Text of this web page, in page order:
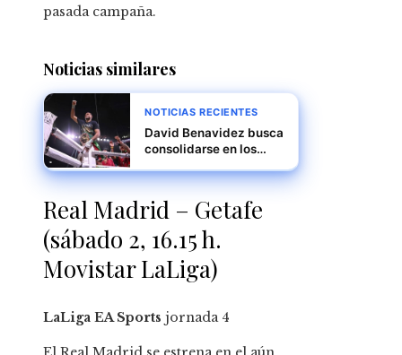
pasada campaña.
Noticias similares
NOTICIAS RECIENTES
David Benavidez busca
consolidarse en los
mientras espera su
oportunidad titular
Real Madrid – Getafe
(sábado 2, 16.15 h.
Movistar LaLiga)
LaLiga EA Sports jornada 4